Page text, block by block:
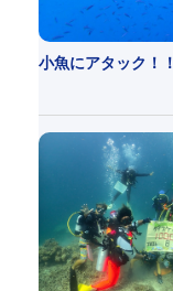
小魚にアタック！！